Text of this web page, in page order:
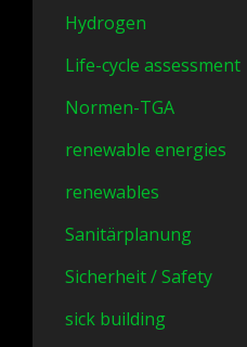
Hydrogen
Life-cycle assessment
Normen-TGA
renewable energies
renewables
Sanitärplanung
Sicherheit / Safety
sick building